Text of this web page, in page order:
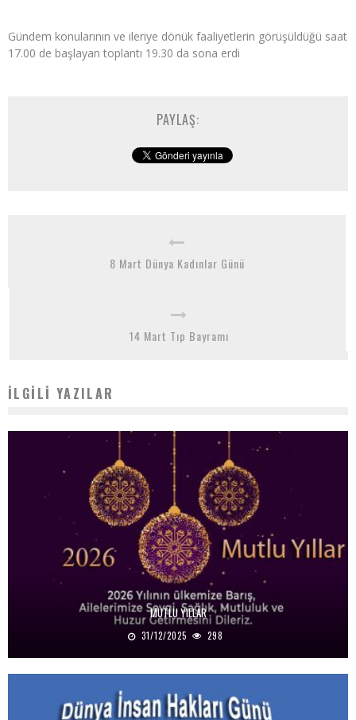
Gündem konularının ve ileriye dönük faaliyetlerin görüşüldüğü saat
17.00 de başlayan toplantı 19.30 da sona erdi
PAYLAŞ:
8 Mart Dünya Kadınlar Günü
14 Mart Tıp Bayramı
İLGILI YAZILAR
MUTLU YILLAR
31/12/2025 298